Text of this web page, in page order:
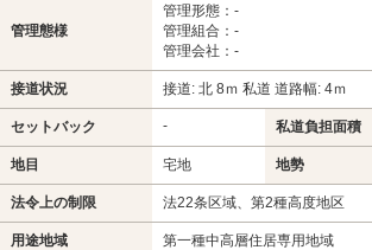
管理態様
管理形態：-
管理組合：-
管理会社：-
接道状況 接道: 北 8ｍ 私道 道路幅: 4ｍ
セットバック - 私道負担面積
地目 宅地 地勢
法令上の制限 法22条区域、第2種高度地区
用途地域 第一種中高層住居専用地域